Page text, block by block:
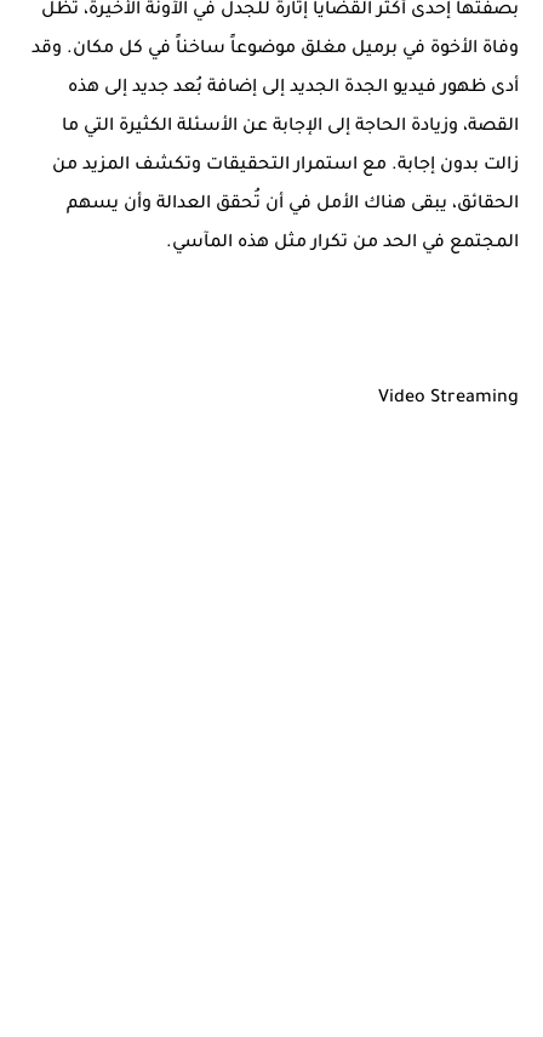
بصفتها إحدى أكثر القضايا إثارة للجدل في الآونة الأخيرة، تظل
وفاة الأخوة في برميل مغلق موضوعاً ساخناً في كل مكان. وقد
أدى ظهور فيديو الجدة الجديد إلى إضافة بُعد جديد إلى هذه
القصة، وزيادة الحاجة إلى الإجابة عن الأسئلة الكثيرة التي ما
زالت بدون إجابة. مع استمرار التحقيقات وتكشف المزيد من
الحقائق، يبقى هناك الأمل في أن تُحقق العدالة وأن يسهم
المجتمع في الحد من تكرار مثل هذه المآسي.
Video Streaming